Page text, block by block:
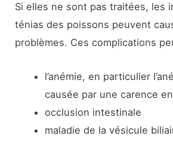
Si elles ne sont pas traitées, les
ténias des poissons peuvent
problèmes. Ces complications
l’anémie, en particulier
causée par une carence
occlusion intestinale
maladie de la vésicule